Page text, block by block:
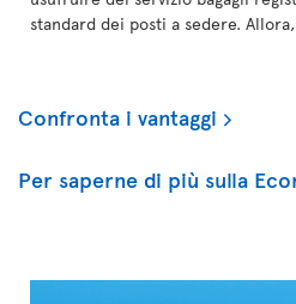
standard dei posti a sedere.
Confronta i vantaggi
Per saperne di più sulla